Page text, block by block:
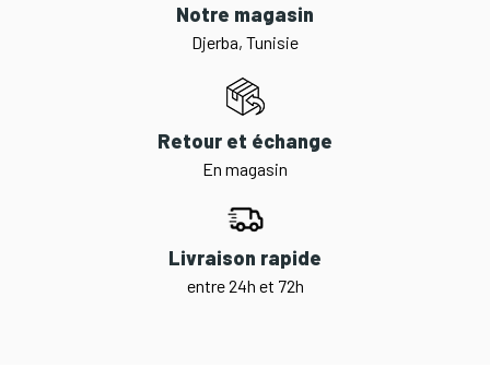
Notre magasin
Djerba, Tunisie
Retour et échange
En magasin
Livraison rapide
entre 24h et 72h